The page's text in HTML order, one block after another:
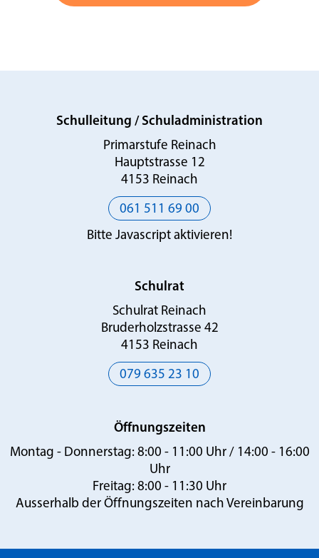
Schulleitung / Schuladministration
Primarstufe Reinach
Hauptstrasse 12
4153 Reinach
061 511 69 00
Bitte Javascript aktivieren!
Schulrat
Schulrat Reinach
Bruderholzstrasse 42
4153 Reinach
079 635 23 10
Öffnungszeiten
Montag - Donnerstag: 8:00 - 11:00 Uhr / 14:00 - 16:00
Uhr
Freitag: 8:00 - 11:30 Uhr
Ausserhalb der Öffnungszeiten nach Vereinbarung